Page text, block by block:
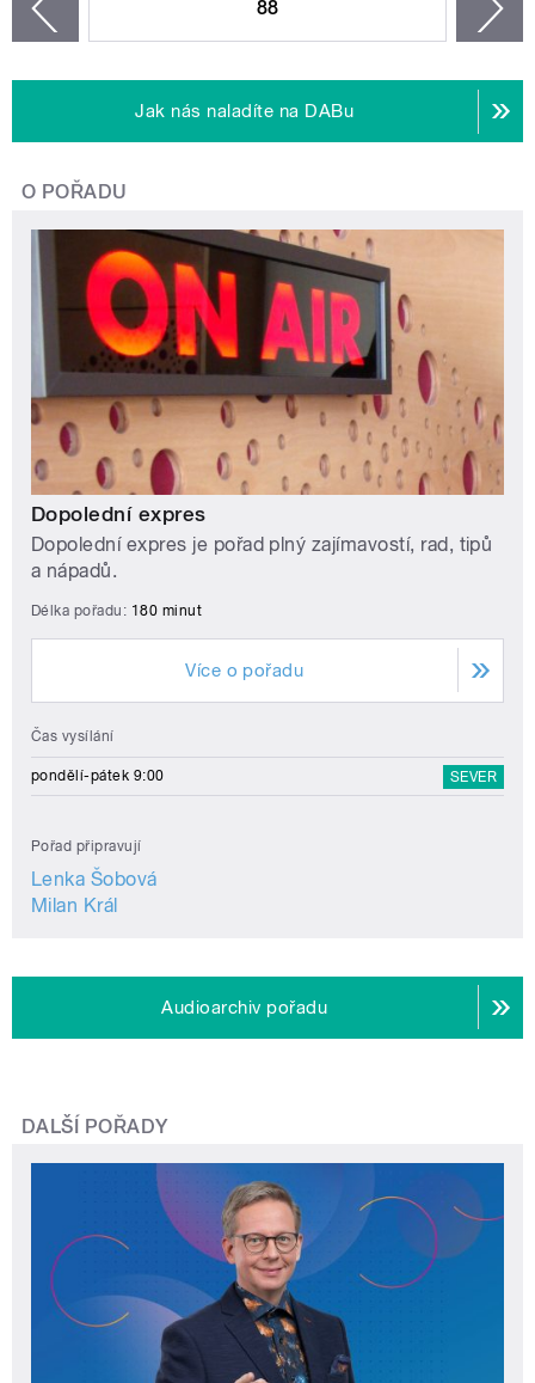
88
Jak nás naladíte na DABu
O POŘADU
Dopolední expres
Dopolední expres je pořad plný zajímavostí, rad, tipů
a nápadů.
Délka pořadu: 180 minut
Více o pořadu
Čas vysílání
pondělí-pátek 9:00 SEVER
Pořad připravují
Lenka Šobová
Milan Král
Audioarchiv pořadu
DALŠÍ POŘADY